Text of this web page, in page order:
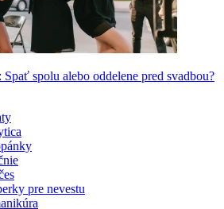
Spať spolu alebo oddelene pred svadbou?
pre nevestu